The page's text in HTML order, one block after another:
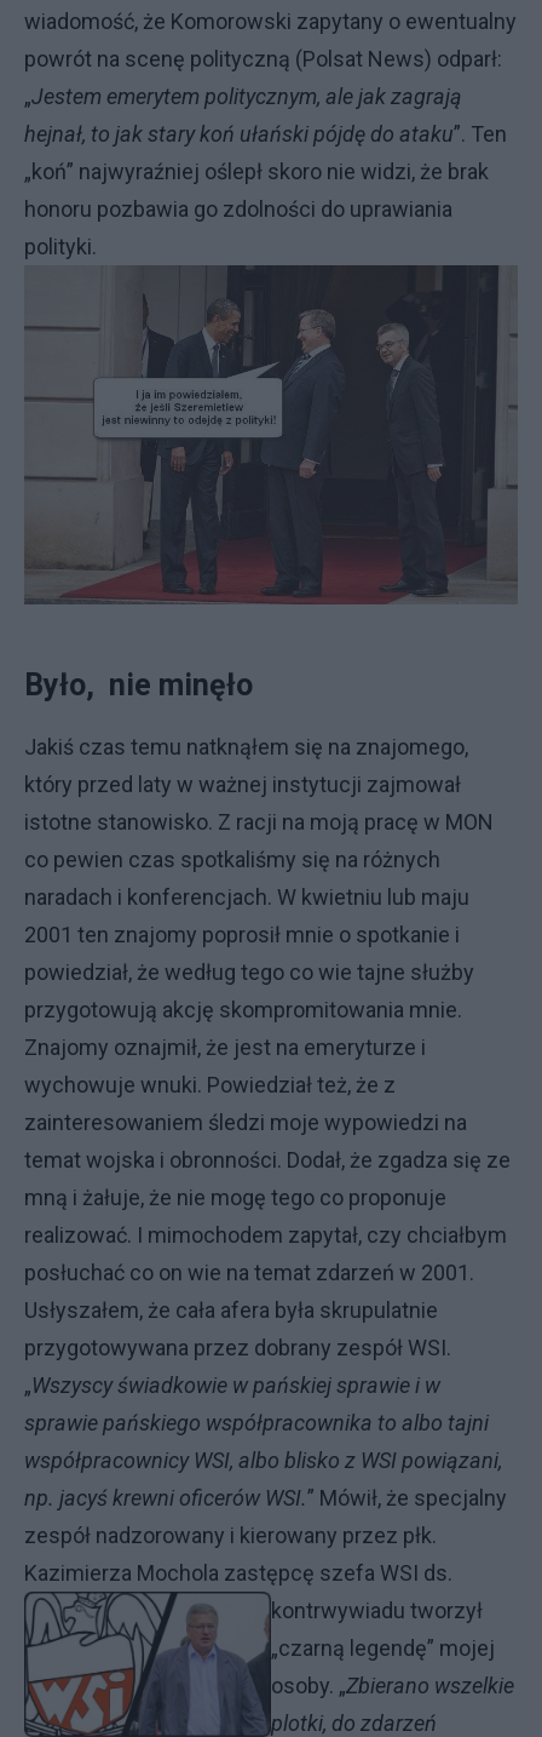
wiadomość, że Komorowski zapytany o ewentualny
powrót na scenę polityczną (Polsat News) odparł:
„Jestem emerytem politycznym, ale jak zagrają
hejnał, to jak stary koń ułański pójdę do ataku”. Ten
„koń” najwyraźniej oślepł skoro nie widzi, że brak
honoru pozbawia go zdolności do uprawiania
polityki.
Było, nie minęło
Jakiś czas temu natknąłem się na znajomego,
który przed laty w ważnej instytucji zajmował
istotne stanowisko. Z racji na moją pracę w MON
co pewien czas spotkaliśmy się na różnych
naradach i konferencjach. W kwietniu lub maju
2001 ten znajomy poprosił mnie o spotkanie i
powiedział, że według tego co wie tajne służby
przygotowują akcję skompromitowania mnie.
Znajomy oznajmił, że jest na emeryturze i
wychowuje wnuki. Powiedział też, że z
zainteresowaniem śledzi moje wypowiedzi na
temat wojska i obronności. Dodał, że zgadza się ze
mną i żałuje, że nie mogę tego co proponuje
realizować. I mimochodem zapytał, czy chciałbym
posłuchać co on wie na temat zdarzeń w 2001.
Usłyszałem, że cała afera była skrupulatnie
przygotowywana przez dobrany zespół WSI.
„Wszyscy świadkowie w pańskiej sprawie i w
sprawie pańskiego współpracownika to albo tajni
współpracownicy WSI, albo blisko z WSI powiązani,
np. jacyś krewni oficerów WSI.” Mówił, że specjalny
zespół nadzorowany i kierowany przez płk.
Kazimierza Mochola zastępcę szefa WSI ds.
kontrwywiadu tworzył
„czarną legendę” mojej
osoby. „Zbierano wszelkie
plotki, do zdarzeń